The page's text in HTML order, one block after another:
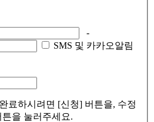
-
SMS 및 카카오알림
료하시려면 [신청] 버튼을, 수정
을 눌러주세요.